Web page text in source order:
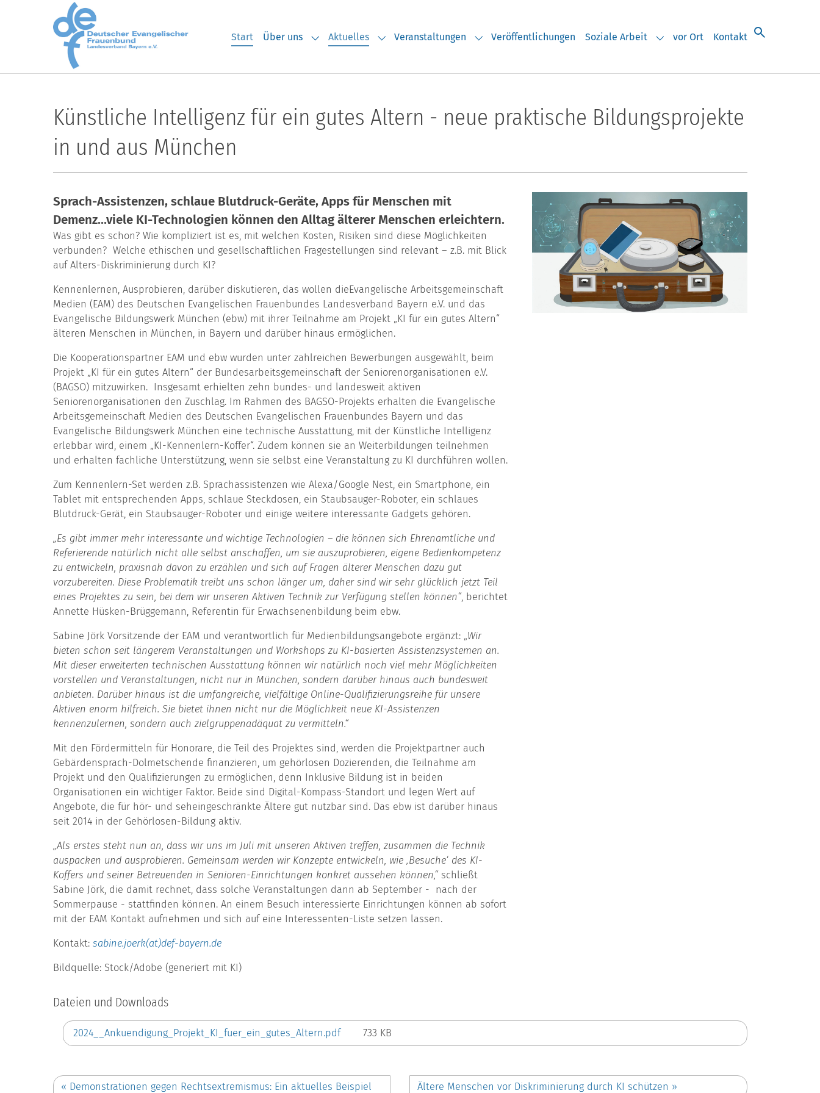
Skip to main content
Start Über uns
Submenu for "Über uns"
Aktuelles
Submenu for "Aktuelles"
Veranstaltungen
Submenu for "Veranstaltungen"
Veröffentlichungen Soziale Arbeit
Submenu for "Soziale Arbeit"
vor Ort Kontakt
Künstliche Intelligenz für ein gutes Altern - neue praktische Bildungsprojekte
in und aus München
Sprach-Assistenzen, schlaue Blutdruck-Geräte, Apps für Menschen mit
Demenz…viele KI-Technologien können den Alltag älterer Menschen erleichtern.
Was gibt es schon? Wie kompliziert ist es, mit welchen Kosten, Risiken sind diese Möglichkeiten
verbunden? Welche ethischen und gesellschaftlichen Fragestellungen sind relevant – z.B. mit Blick
auf Alters-Diskriminierung durch KI?
Kennenlernen, Ausprobieren, darüber diskutieren, das wollen dieEvangelische Arbeitsgemeinschaft
Medien (EAM) des Deutschen Evangelischen Frauenbundes Landesverband Bayern e.V. und das
Evangelische Bildungswerk München (ebw) mit ihrer Teilnahme am Projekt „KI für ein gutes Altern“
älteren Menschen in München, in Bayern und darüber hinaus ermöglichen.
Die Kooperationspartner EAM und ebw wurden unter zahlreichen Bewerbungen ausgewählt, beim
Projekt „KI für ein gutes Altern“ der Bundesarbeitsgemeinschaft der Seniorenorganisationen e.V.
(BAGSO) mitzuwirken. Insgesamt erhielten zehn bundes- und landesweit aktiven
Seniorenorganisationen den Zuschlag. Im Rahmen des BAGSO-Projekts erhalten die Evangelische
Arbeitsgemeinschaft Medien des Deutschen Evangelischen Frauenbundes Bayern und das
Evangelische Bildungswerk München eine technische Ausstattung, mit der Künstliche Intelligenz
erlebbar wird, einem „KI-Kennenlern-Koffer“. Zudem können sie an Weiterbildungen teilnehmen
und erhalten fachliche Unterstützung, wenn sie selbst eine Veranstaltung zu KI durchführen wollen.
Zum Kennenlern-Set werden z.B. Sprachassistenzen wie Alexa/Google Nest, ein Smartphone, ein
Tablet mit entsprechenden Apps, schlaue Steckdosen, ein Staubsauger-Roboter, ein schlaues
Blutdruck-Gerät, ein Staubsauger-Roboter und einige weitere interessante Gadgets gehören.
„Es gibt immer mehr interessante und wichtige Technologien – die können sich Ehrenamtliche und
Referierende natürlich nicht alle selbst anschaffen, um sie auszuprobieren, eigene Bedienkompetenz
zu entwickeln, praxisnah davon zu erzählen und sich auf Fragen älterer Menschen dazu gut
vorzubereiten. Diese Problematik treibt uns schon länger um, daher sind wir sehr glücklich jetzt Teil
eines Projektes zu sein, bei dem wir unseren Aktiven Technik zur Verfügung stellen können“, berichtet
Annette Hüsken-Brüggemann, Referentin für Erwachsenenbildung beim ebw.
Sabine Jörk Vorsitzende der EAM und verantwortlich für Medienbildungsangebote ergänzt: „Wir
bieten schon seit längerem Veranstaltungen und Workshops zu KI-basierten Assistenzsystemen an.
Mit dieser erweiterten technischen Ausstattung können wir natürlich noch viel mehr Möglichkeiten
vorstellen und Veranstaltungen, nicht nur in München, sondern darüber hinaus auch bundesweit
anbieten. Darüber hinaus ist die umfangreiche, vielfältige Online-Qualifizierungsreihe für unsere
Aktiven enorm hilfreich. Sie bietet ihnen nicht nur die Möglichkeit neue KI-Assistenzen
kennenzulernen, sondern auch zielgruppenadäquat zu vermitteln.“
Mit den Fördermitteln für Honorare, die Teil des Projektes sind, werden die Projektpartner auch
Gebärdensprach-Dolmetschende finanzieren, um gehörlosen Dozierenden, die Teilnahme am
Projekt und den Qualifizierungen zu ermöglichen, denn Inklusive Bildung ist in beiden
Organisationen ein wichtiger Faktor. Beide sind Digital-Kompass-Standort und legen Wert auf
Angebote, die für hör- und seheingeschränkte Ältere gut nutzbar sind. Das ebw ist darüber hinaus
seit 2014 in der Gehörlosen-Bildung aktiv.
„Als erstes steht nun an, dass wir uns im Juli mit unseren Aktiven treffen, zusammen die Technik
auspacken und ausprobieren. Gemeinsam werden wir Konzepte entwickeln, wie ‚Besuche‘ des KI-
Koffers und seiner Betreuenden in Senioren-Einrichtungen konkret aussehen können,“schließt
Sabine Jörk, die damit rechnet, dass solche Veranstaltungen dann ab September - nach der
Sommerpause - stattfinden können. An einem Besuch interessierte Einrichtungen können ab sofort
mit der EAM Kontakt aufnehmen und sich auf eine Interessenten-Liste setzen lassen.
Kontakt:sabine.joerk(at)def-bayern.de
Bildquelle: Stock/Adobe (generiert mit KI)
Dateien und Downloads
2024__Ankuendigung_Projekt_KI_fuer_ein_gutes_Altern.pdf 733 KB
« Demonstrationen gegen Rechtsextremismus: Ein aktuelles Beispiel Ältere Menschen vor Diskriminierung durch KI schützen »